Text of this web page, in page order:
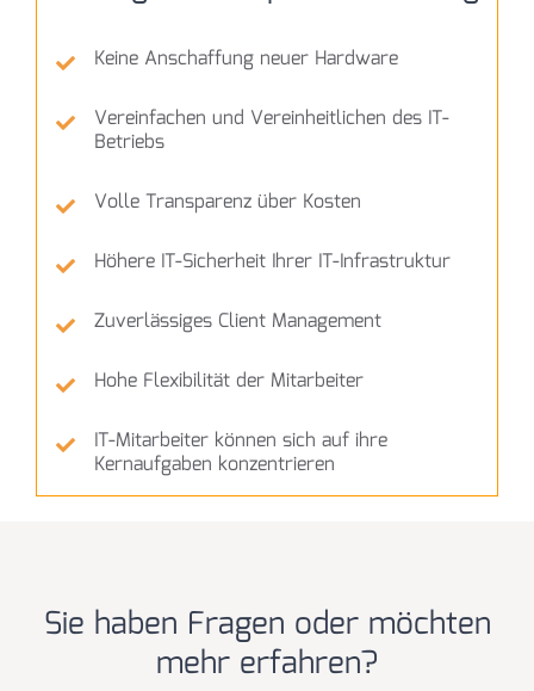
Keine Anschaffung neuer Hardware
Vereinfachen und Vereinheitlichen des IT-
Betriebs
Volle Transparenz über Kosten
Höhere IT-Sicherheit Ihrer IT-Infrastruktur
Zuverlässiges Client Management
Hohe Flexibilität der Mitarbeiter
IT-Mitarbeiter können sich auf ihre
Kernaufgaben konzentrieren
Sie haben Fragen oder möchten
mehr erfahren?